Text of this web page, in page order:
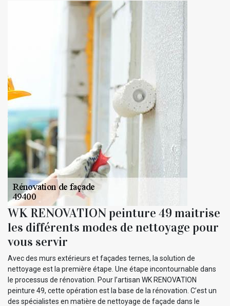
WK RENOVATION peinture 49 maitrise
les différents modes de nettoyage pour
vous servir
Avec des murs extérieurs et façades ternes, la solution de
nettoyage est la première étape. Une étape incontournable dans
le processus de rénovation. Pour l’artisan WK RENOVATION
peinture 49, cette opération est la base de la rénovation. C’est un
des spécialistes en matière de nettoyage de façade dans le